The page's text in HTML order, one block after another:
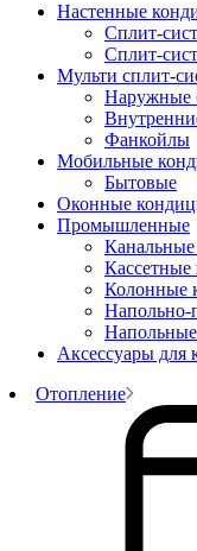
Настенные
Сплит-
Сплит-
Мульти сплит-
Наружные
Фанкойлы
Мобильные
Бытовые
Оконные
Промышленные
Колонные
Напольно-
Аксессуары для
Отопление